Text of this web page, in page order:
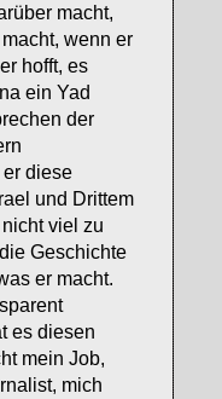
macht,
wenn er
hofft, es
ein Yad
der
diese
und Drittem
viel zu
Geschichte
er macht.
es diesen
mein Job,
mich